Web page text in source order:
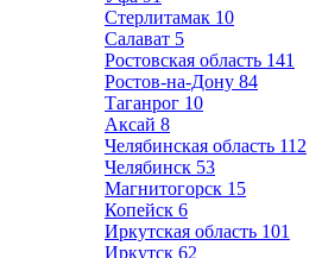
Стерлитамак 10
Салават 5
Ростовская область 141
Ростов-на-Дону 84
Таганрог 10
Аксай 8
Челябинская область 112
Челябинск 53
Магнитогорск 15
Копейск 6
Иркутская область 101
Иркутск 62